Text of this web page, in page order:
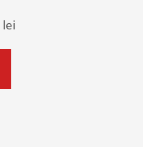
lei